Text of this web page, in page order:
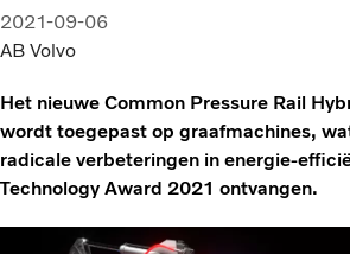
2021-09-06
AB Volvo
Het nieuwe Common Pressure Rail
wordt toegepast op graafmachines,
radicale verbeteringen in energie-
Technology Award 2021 ontvangen.